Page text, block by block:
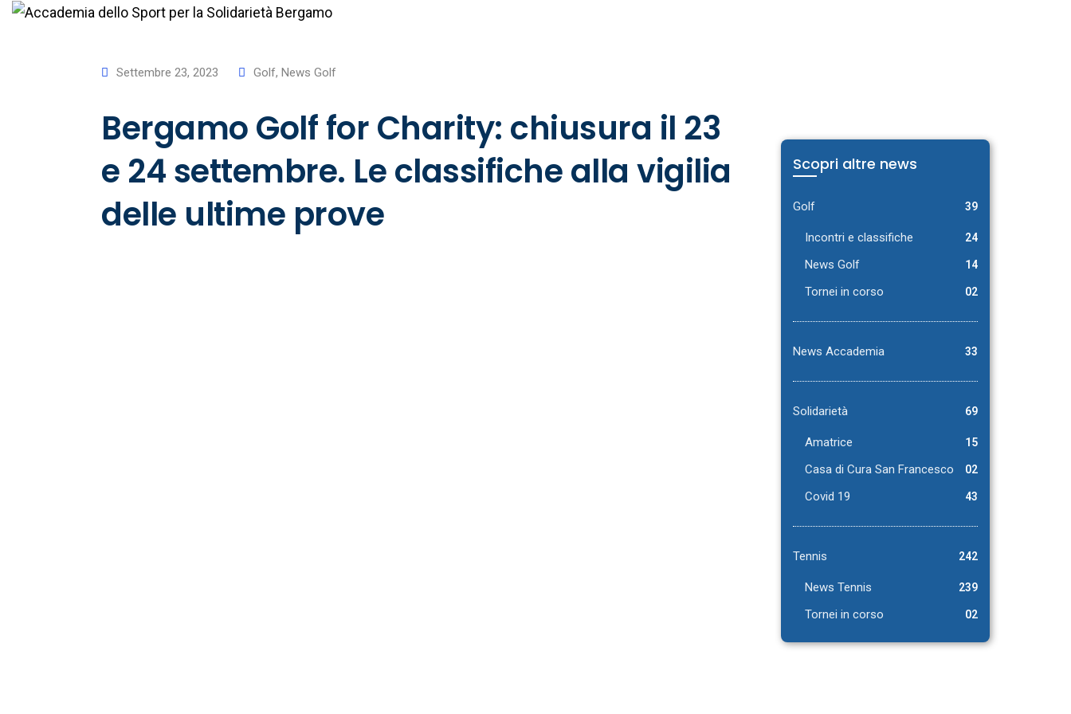
Settembre 23, 2023 Golf, News Golf
Bergamo Golf for Charity: chiusura il 23
e 24 settembre. Le classifiche alla vigilia
delle ultime prove
Scopri altre news
Golf 39
Incontri e classifiche 24
News Golf 14
Tornei in corso 02
News Accademia 33
Solidarietà 69
Amatrice 15
Casa di Cura San Francesco 02
Covid 19 43
Tennis 242
News Tennis 239
Tornei in corso 02